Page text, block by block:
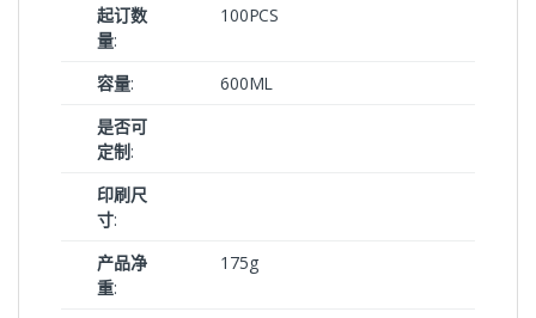
起订数
量:
100PCS
容量:
600ML
是否可
定制 :
印刷尺
寸:
产品净
重:
175g